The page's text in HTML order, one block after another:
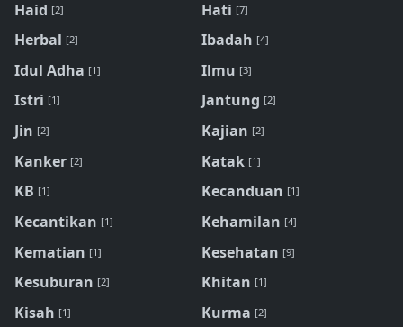
Haid [2] Hati [7]
Herbal [2] Ibadah [4]
Idul Adha [1] Ilmu [3]
Istri [1] Jantung [2]
Jin [2] Kajian [2]
Kanker [2] Katak [1]
KB [1] Kecanduan [1]
Kecantikan [1] Kehamilan [4]
Kematian [1] Kesehatan [9]
Kesuburan [2] Khitan [1]
Kisah [1] Kurma [2]